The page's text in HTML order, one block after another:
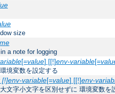
size
a note for logging
[=value] [[!]env-variable[=
境変数を設定する
[!]env-variable[=value] [[!]env-
文字小文字を区別せずに 環境変数を